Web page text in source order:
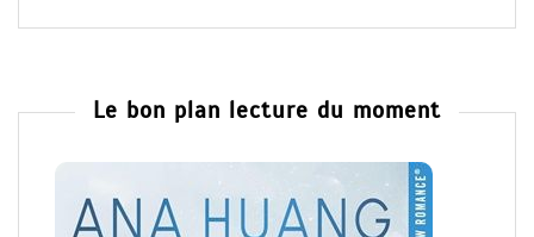
Le bon plan lecture du moment